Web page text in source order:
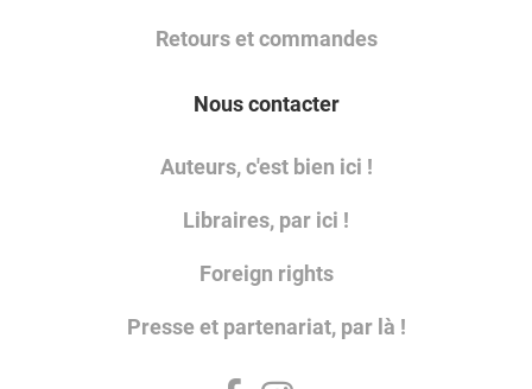
Retours et commandes
Nous contacter
Auteurs, c'est bien ici !
Libraires, par ici !
Foreign rights
Presse et partenariat, par là !